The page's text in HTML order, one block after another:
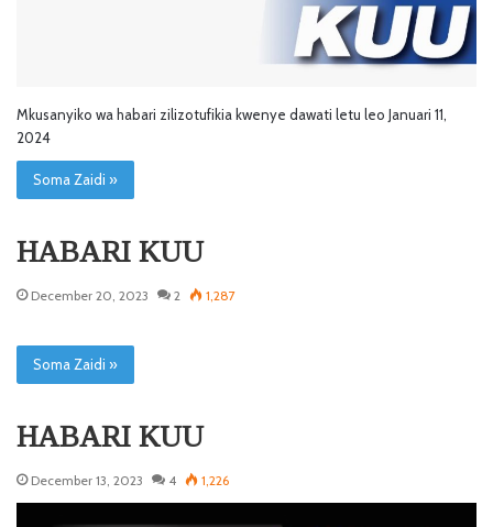
Mkusanyiko wa habari zilizotufikia kwenye dawati letu leo Januari 11,
2024
Soma Zaidi »
HABARI KUU
December 20, 2023 2 1,287
Soma Zaidi »
HABARI KUU
December 13, 2023 4 1,226